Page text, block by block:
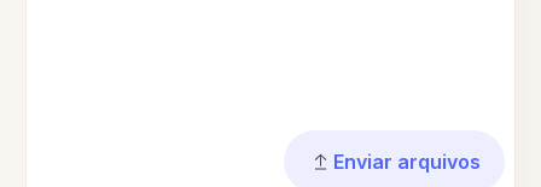
Enviar arquivos